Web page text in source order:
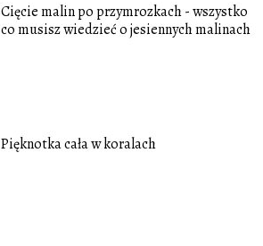
Cięcie malin po przymrozkach - wszystko
co musisz wiedzieć o jesiennych malinach
Pięknotka cała w koralach